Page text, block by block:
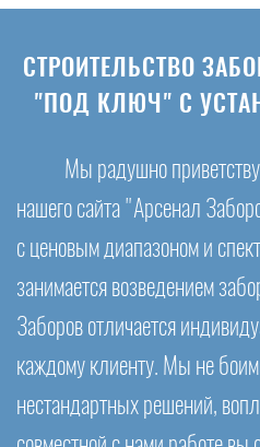
СТРОИТЕЛЬСТВО
"ПОД КЛЮЧ" С
Мы радушно
нашего сайта "Арсенал
с ценовым диапазоном и
занимается возведением
Заборов отличается
каждому клиенту. Мы не
нестандартных решений,